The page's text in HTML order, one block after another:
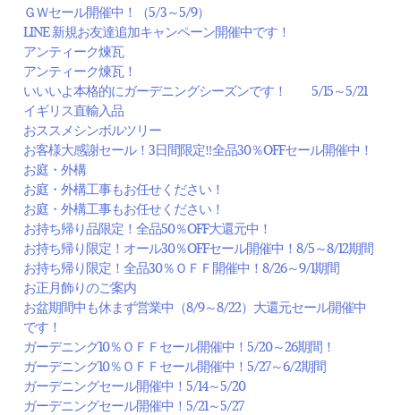
ＧＷセール開催中！（5/3～5/9）
LINE 新規お友達追加キャンペーン開催中です！
アンティーク煉瓦
アンティーク煉瓦！
いいいよ本格的にガーデニングシーズンです！ 5/15～5/21
イギリス直輸入品
おススメシンボルツリー
お客様大感謝セール！3日間限定‼全品30％OFFセール開催中！
お庭・外構
お庭・外構工事もお任せください！
お庭・外構工事もお任せください！
お持ち帰り品限定！全品50％OFF大還元中！
お持ち帰り限定！オール30％OFFセール開催中！8/5～8/12期間
お持ち帰り限定！全品30％ＯＦＦ開催中！8/26～9/1期間
お正月飾りのご案内
お盆期間中も休まず営業中（8/9～8/22）大還元セール開催中
です！
ガーデニング10％ＯＦＦセール開催中！5/20～26期間！
ガーデニング10％ＯＦＦセール開催中！5/27～6/2期間
ガーデニングセール開催中！5/14～5/20
ガーデニングセール開催中！5/21～5/27